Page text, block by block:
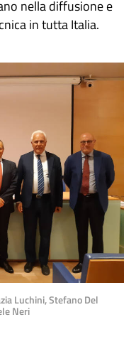
nella diffusione e
in tutta Italia.
Luchini, Stefano Del
Neri